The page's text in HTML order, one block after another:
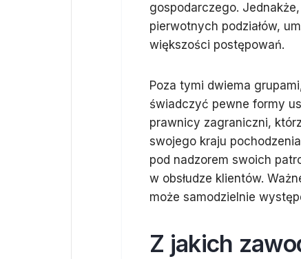
gospodarczego.
pierwotnych podziałów,
większości postępowań.
Poza tymi dwiema
świadczyć pewne formy
prawnicy zagraniczni,
swojego kraju
pod nadzorem swoich
w obsłudze klientów.
może samodzielnie
Z jakich